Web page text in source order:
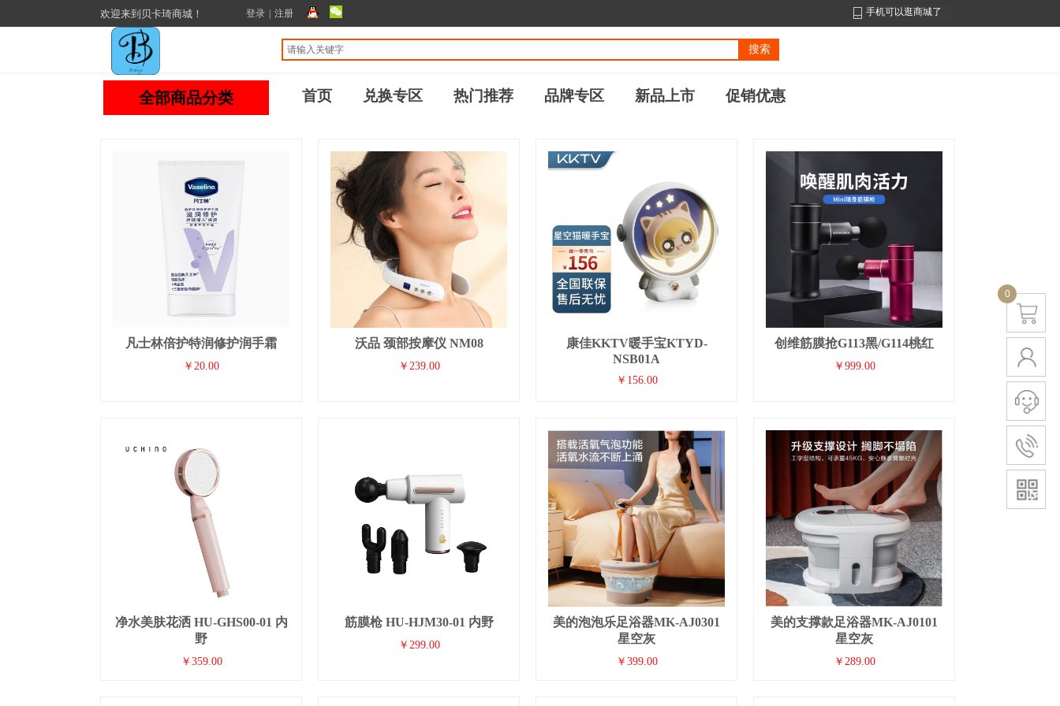
登录 注册
欢迎来到贝卡琦商城！
搜索
手机可以逛商城了
全部商品分类 首页 兑换专区 热门推荐 品牌专区 新品上市 促销优惠
凡士林倍护特润修护润手霜
￥20.00
沃品 颈部按摩仪 NM08
￥239.00
康佳KKTV暖手宝KTYD-
NSB01A
￥156.00
创维筋膜抢G113黑/G114桃红
￥999.00
净水美肤花洒 HU-GHS00-01 内
野
￥359.00
筋膜枪 HU-HJM30-01 内野
￥299.00
美的泡泡乐足浴器MK-AJ0301
星空灰
￥399.00
美的支撑款足浴器MK-AJ0101
星空灰
￥289.00
0